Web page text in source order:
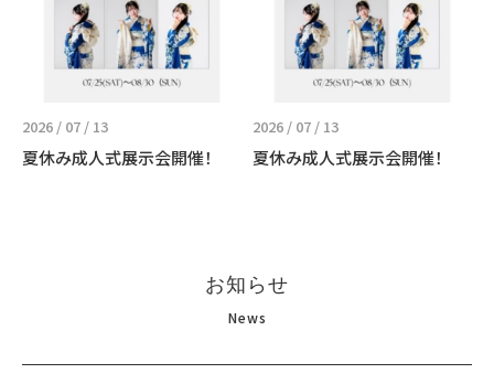
2026 / 07 / 13
夏休み成人式展示会開催！
2026 / 07 / 13
夏休み成人式展示会開催！
お知らせ
News